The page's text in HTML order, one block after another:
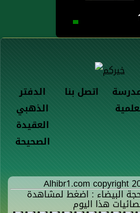
الدفتر
الذهبي
اتصل بنا
العقيدة
الصحيحة
Alhibr1.com copyright
البيضاء : اضغط لمشاهدة
هذا اليوم